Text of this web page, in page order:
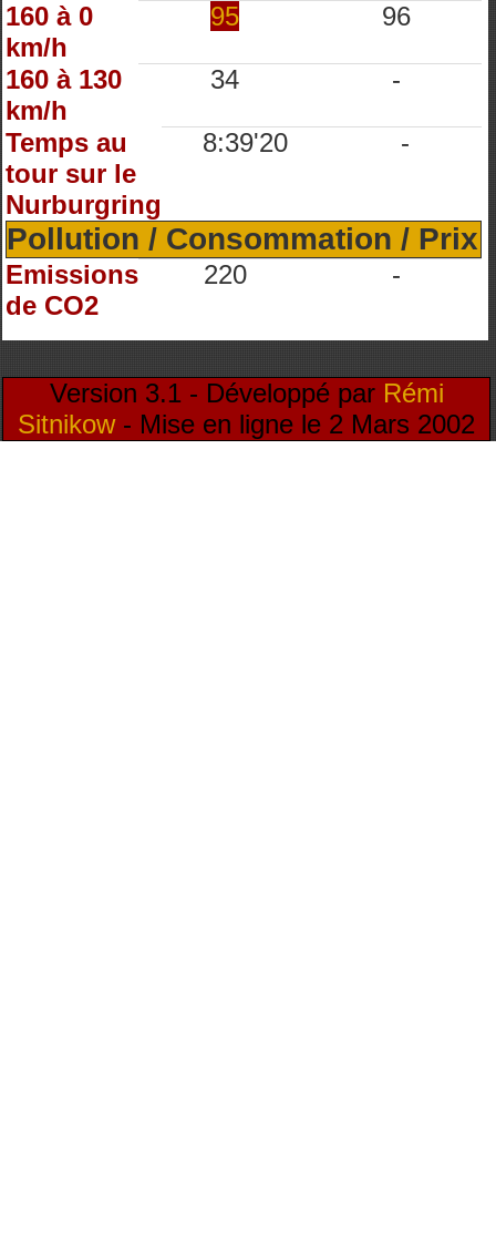
160 à 0
km/h
95 96
160 à 130
km/h
34 -
Temps au
tour sur le
Nurburgring
8:39'20 -
Pollution / Consommation / Prix
Emissions
de CO2
220 -
Version 3.1 - Développé par Rémi
Sitnikow- Mise en ligne le 2 Mars 2002